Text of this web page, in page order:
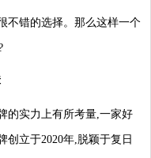
不错的选择。那么这样一个
的实力上有所考量,一家好
创立于2020年,脱颖于复日